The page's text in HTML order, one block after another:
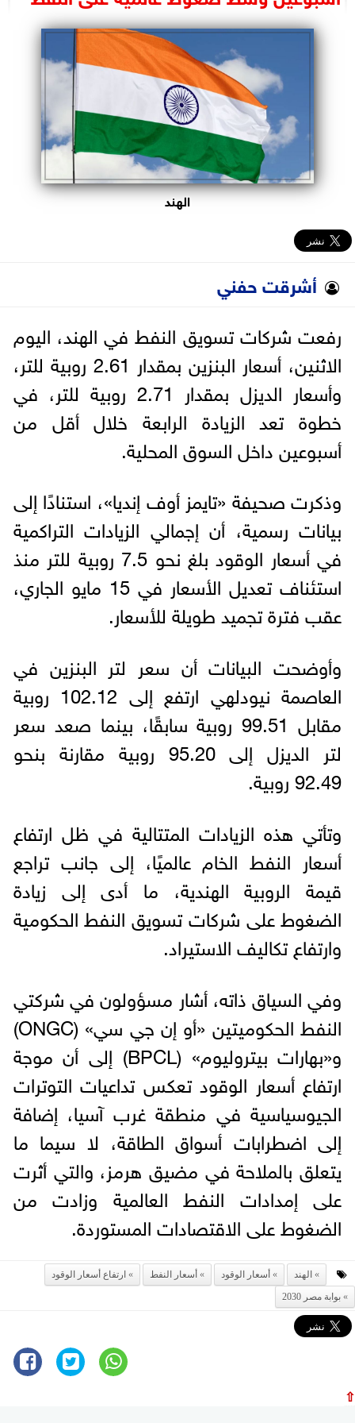
البرلمان
الوزارات
الأحزاب
الهند
أشرقت حفني
رفعت شركات تسويق النفط في الهند، اليوم
الاثنين، أسعار البنزين بمقدار 2.61 روبية للتر،
وأسعار الديزل بمقدار 2.71 روبية للتر، في
خطوة تعد الزيادة الرابعة خلال أقل من
أسبوعين داخل السوق المحلية.
وذكرت صحيفة «تايمز أوف إنديا»، استنادًا إلى
بيانات رسمية، أن إجمالي الزيادات التراكمية
في أسعار الوقود بلغ نحو 7.5 روبية للتر منذ
استئناف تعديل الأسعار في 15 مايو الجاري،
عقب فترة تجميد طويلة للأسعار.
وأوضحت البيانات أن سعر لتر البنزين في
العاصمة نيودلهي ارتفع إلى 102.12 روبية
مقابل 99.51 روبية سابقًا، بينما صعد سعر
لتر الديزل إلى 95.20 روبية مقارنة بنحو
92.49 روبية.
وتأتي هذه الزيادات المتتالية في ظل ارتفاع
أسعار النفط الخام عالميًا، إلى جانب تراجع
قيمة الروبية الهندية، ما أدى إلى زيادة
الضغوط على شركات تسويق النفط الحكومية
وارتفاع تكاليف الاستيراد.
وفي السياق ذاته، أشار مسؤولون في شركتي
النفط الحكوميتين «أو إن جي سي» (ONGC)
و«بهارات بيتروليوم» (BPCL) إلى أن موجة
ارتفاع أسعار الوقود تعكس تداعيات التوترات
الجيوسياسية في منطقة غرب آسيا، إضافة
إلى اضطرابات أسواق الطاقة، لا سيما ما
يتعلق بالملاحة في مضيق هرمز، والتي أثرت
على إمدادات النفط العالمية وزادت من
الضغوط على الاقتصادات المستوردة.
الهند أسعار الوقود أسعار النفط
ارتفاع أسعار الوقود
بوابة مصر 2030
⇧